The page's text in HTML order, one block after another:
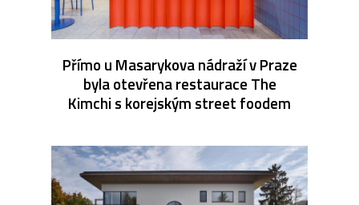
Přímo u Masarykova nádraží v Praze
byla otevřena restaurace The
Kimchi s korejským street foodem